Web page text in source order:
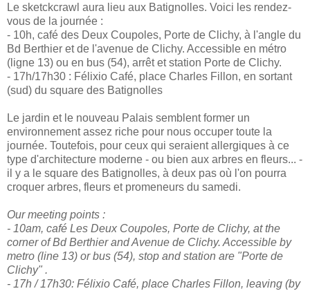
Le sketckcrawl aura lieu aux Batignolles. Voici les rendez-
vous de la journée :
- 10h, café des Deux Coupoles, Porte de Clichy, à l'angle du
Bd Berthier et de l'avenue de Clichy. Accessible en métro
(ligne 13) ou en bus (54), arrêt et station Porte de Clichy.
- 17h/17h30 : Félixio Café, place Charles Fillon, en sortant
(sud) du square des Batignolles
Le jardin et le nouveau Palais semblent former un
environnement assez riche pour nous occuper toute la
journée. Toutefois, pour ceux qui seraient allergiques à ce
type d'architecture moderne - ou bien aux arbres en fleurs... -
il y a le square des Batignolles, à deux pas où l'on pourra
croquer arbres, fleurs et promeneurs du samedi.
Our meeting points :
- 10am, café Les Deux Coupoles, Porte de Clichy, at the
corner of Bd Berthier and Avenue de Clichy. Accessible by
metro (line 13) or bus (54), stop and station are "Porte de
Clichy" .
- 17h / 17h30: Félixio Café, place Charles Fillon, leaving (by